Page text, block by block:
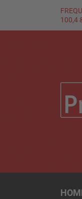
100,4